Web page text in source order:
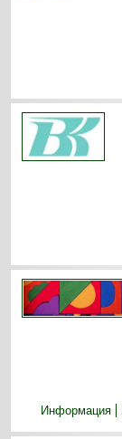
Информация